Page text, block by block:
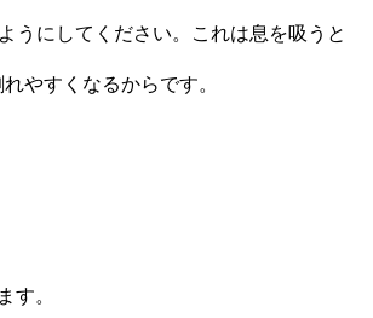
うにしてください。これは息を吸うと
やすくなるからです。
す。